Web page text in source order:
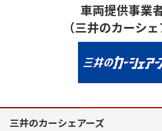
車両提供事業
（三井のカーシェ
三井のカーシェアーズ